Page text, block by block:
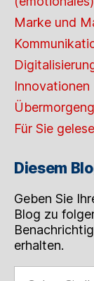
Marke und
Innovationen
Für Sie
Diesem
Geben Sie
Blog zu
erhalten.